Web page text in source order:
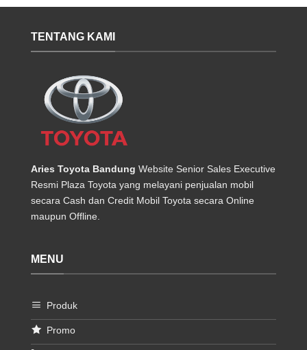
TENTANG KAMI
Aries Toyota Bandung Website Senior Sales Executive
Resmi Plaza Toyota yang melayani penjualan mobil
secara Cash dan Credit Mobil Toyota secara Online
maupun Offline.
MENU
Produk
Promo